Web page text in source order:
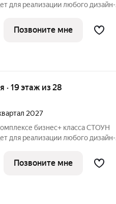
для реализации любого дизайн-
с парком «Сокольники» в пешей
Позвоните мне
· 19 этаж из 28
2027
бизнес+ класса СТОУН
для реализации любого дизайн-
с парком «Сокольники» в пешей
Позвоните мне